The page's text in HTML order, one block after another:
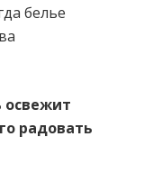
белье
освежит
радовать